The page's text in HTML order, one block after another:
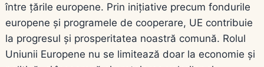
între țările europene. Prin inițiative precum fondurile
europene și programele de cooperare, UE contribuie
la progresul și prosperitatea noastră comună. Rolul
Uniunii Europene nu se limitează doar la economie și